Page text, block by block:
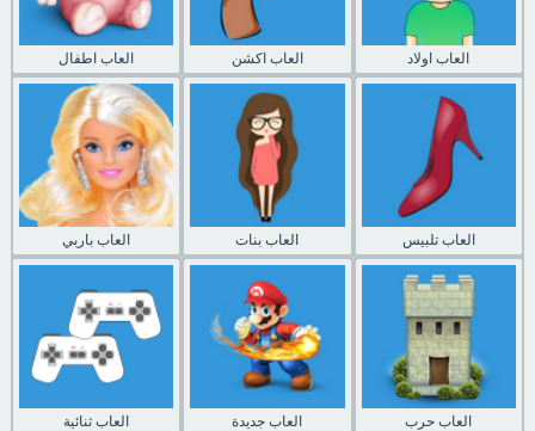
العاب اطفال العاب اكشن العاب اولاد
العاب باربي العاب بنات العاب تلبيس
العاب ثنائية العاب جديدة العاب حرب